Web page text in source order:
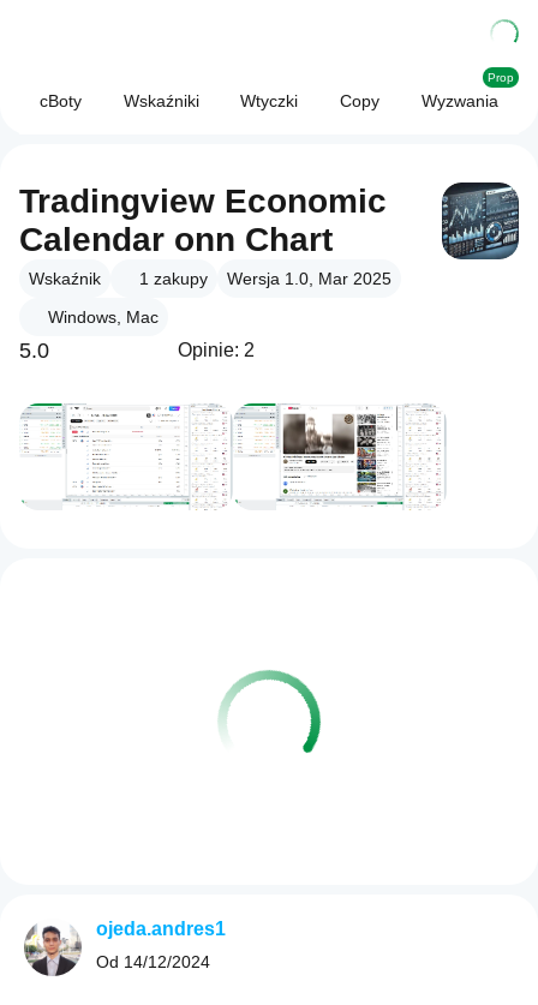
cBoty Wskaźniki Wtyczki Copy Wyzwania
Prop
Tradingview Economic
Calendar onn Chart
Wskaźnik 1 zakupy
Wersja 1.0, Mar 2025
Windows, Mac
5.0 Opinie: 2
ojeda.andres1
Od 14/12/2024